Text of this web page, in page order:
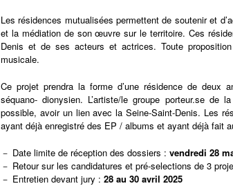
Les résidences mutualisées permettent de soutenir et
et la médiation de son œuvre sur le territoire. Ces
Denis et de ses acteurs et actrices. Toute
musicale.
Ce projet prendra la forme d’une résidence de deux
séquano- dionysien. L’artiste/le groupe porteur.se
possible, avoir un lien avec la Seine-Saint-Denis. Les
ayant déjà enregistré des EP / albums et ayant déjà fait
－ Date limite de réception des dossiers : vendredi 28
－ Retour sur les candidatures et pré-selections de 3
－ Entretien devant jury : 28 au 30 avril 2025